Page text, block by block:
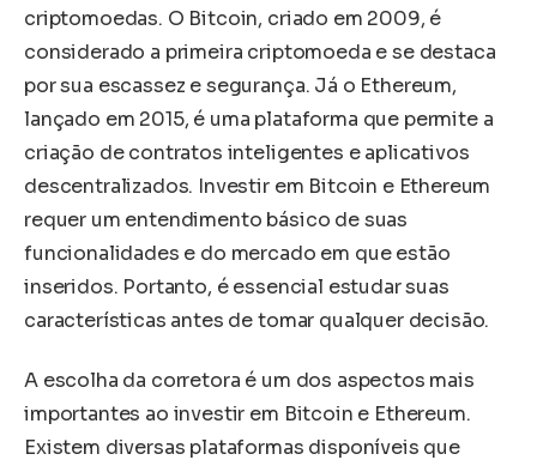
criptomoedas. O Bitcoin, criado em 2009, é
considerado a primeira criptomoeda e se destaca
por sua escassez e segurança. Já o Ethereum,
lançado em 2015, é uma plataforma que permite a
criação de contratos inteligentes e aplicativos
descentralizados. Investir em Bitcoin e Ethereum
requer um entendimento básico de suas
funcionalidades e do mercado em que estão
inseridos. Portanto, é essencial estudar suas
características antes de tomar qualquer decisão.
A escolha da corretora é um dos aspectos mais
importantes ao investir em Bitcoin e Ethereum.
Existem diversas plataformas disponíveis que